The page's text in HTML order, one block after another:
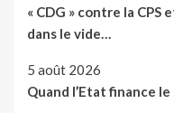
« CDG » contre la
dans le vide…
5 août 2026
Quand l’Etat finance